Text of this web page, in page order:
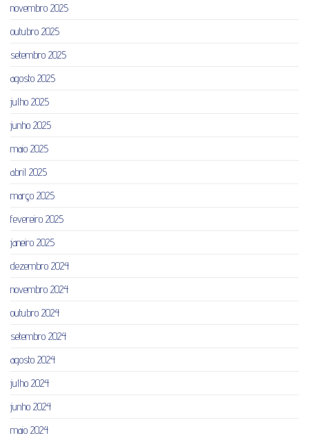
novembro 2025
outubro 2025
setembro 2025
agosto 2025
julho 2025
junho 2025
maio 2025
abril 2025
março 2025
fevereiro 2025
janeiro 2025
dezembro 2024
novembro 2024
outubro 2024
setembro 2024
agosto 2024
julho 2024
junho 2024
maio 2024